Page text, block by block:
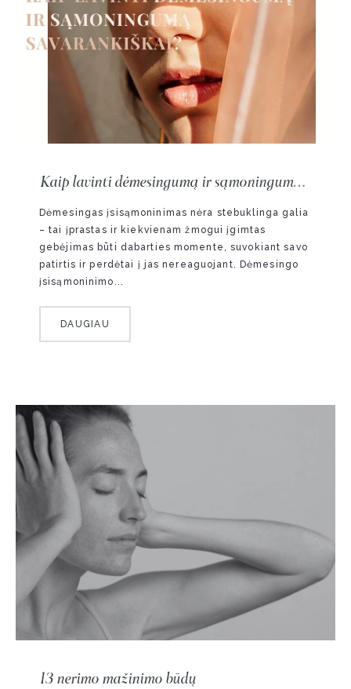
Kaip lavinti dėmesingumą ir sąmoningumą
savarankiškai?
Dėmesingas įsisąmoninimas nėra stebuklinga galia
– tai įprastas ir kiekvienam žmogui įgimtas
gebėjimas būti dabarties momente, suvokiant savo
patirtis ir perdėtai į jas nereaguojant. Dėmesingo
įsisąmoninimo...
DAUGIAU
13 nerimo mažinimo būdų